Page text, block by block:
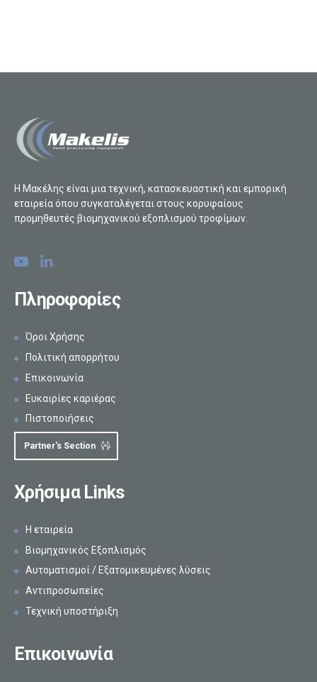
Η Μακέλης είναι μια τεχνική, κατασκευαστική και εμπορική
εταιρεία όπου συγκαταλέγεται στους κορυφαίους
προμηθευτές βιομηχανικού εξοπλισμού τροφίμων.
Πληροφορίες
Όροι Χρήσης
Πολιτική απορρήτου
Επικοινωνία
Ευκαιρίες καριέρας
Πιστοποιήσεις
Partner's Section
Χρήσιμα Links
Η εταιρεία
Βιομηχανικός Εξοπλισμός
Αυτοματισμοί / Εξατομικευμένες λύσεις
Αντιπροσωπείες
Τεχνική υποστήριξη
Επικοινωνία